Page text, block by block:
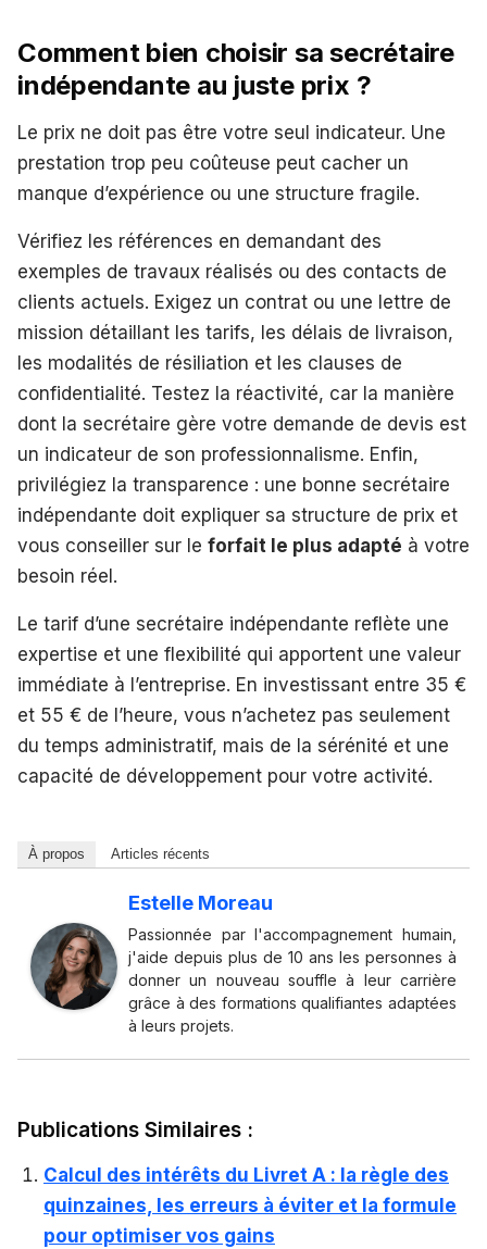
Comment bien choisir sa secrétaire
indépendante au juste prix ?
Le prix ne doit pas être votre seul indicateur. Une
prestation trop peu coûteuse peut cacher un
manque d’expérience ou une structure fragile.
Vérifiez les références en demandant des
exemples de travaux réalisés ou des contacts de
clients actuels. Exigez un contrat ou une lettre de
mission détaillant les tarifs, les délais de livraison,
les modalités de résiliation et les clauses de
confidentialité. Testez la réactivité, car la manière
dont la secrétaire gère votre demande de devis est
un indicateur de son professionnalisme. Enfin,
privilégiez la transparence : une bonne secrétaire
indépendante doit expliquer sa structure de prix et
vous conseiller sur le forfait le plus adapté à votre
besoin réel.
Le tarif d’une secrétaire indépendante reflète une
expertise et une flexibilité qui apportent une valeur
immédiate à l’entreprise. En investissant entre 35 €
et 55 € de l’heure, vous n’achetez pas seulement
du temps administratif, mais de la sérénité et une
capacité de développement pour votre activité.
À propos Articles récents
Estelle Moreau
Passionnée par l'accompagnement humain,
j'aide depuis plus de 10 ans les personnes à
donner un nouveau souffle à leur carrière
grâce à des formations qualifiantes adaptées
à leurs projets.
Publications Similaires :
Calcul des intérêts du Livret A : la règle des
quinzaines, les erreurs à éviter et la formule
pour optimiser vos gains